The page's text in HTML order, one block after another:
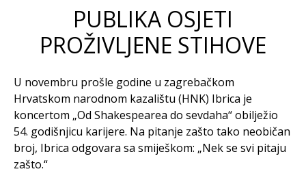
PUBLIKA OSJETI
PROŽIVLJENE STIHOVE
U novembru prošle godine u zagrebačkom
Hrvatskom narodnom kazalištu (HNK) Ibrica je
koncertom „Od Shakespearea do sevdaha“ obilježio
54. godišnjicu karijere. Na pitanje zašto tako neobičan
broj, Ibrica odgovara sa smiješkom: „Nek se svi pitaju
zašto.“